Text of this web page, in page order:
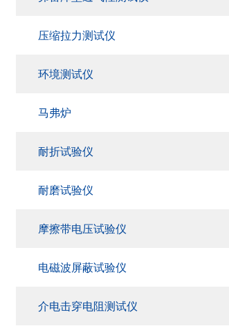
压缩拉力测试仪
环境测试仪
马弗炉
耐折试验仪
耐磨试验仪
摩擦带电压试验仪
电磁波屏蔽试验仪
介电击穿电阻测试仪